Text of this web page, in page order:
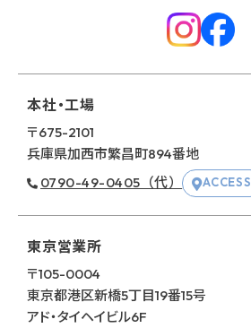
本社・工場
〒675-2101
兵庫県加⻄市繁昌町894番地
0790-49-0405（代）
ACCESS
東京営業所
〒105-0004
東京都港区新橋5丁⽬19番15号
アド・タイヘイビル6F